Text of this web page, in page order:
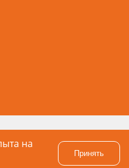
на
Принять
конфиденциальности